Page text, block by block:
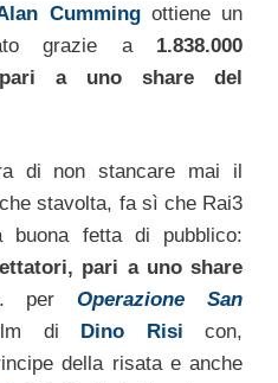
Cummingottiene un
grazie a 1.838.000
a uno share del
di non stancare mai il
stavolta, fa sì che Rai3
buona fetta di pubblico:
pari a uno share
perOperazione San
di Dino Risi con,
della risata e anche